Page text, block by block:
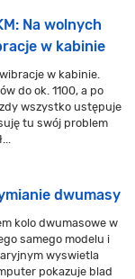
Na wolnych
w kabinie
w kabinie.
do ok. 1100, a po
wszystko ustępuje
tu swój problem
dwumasy
kolo dwumasowe w
samego modelu i
wyswietla
pokazuje blad